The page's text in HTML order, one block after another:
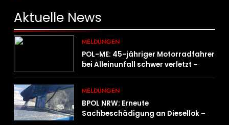
Aktuelle News
MELDUNGEN
POL-ME: 45-jähriger Motorradfahrer
bei Alleinunfall schwer verletzt –
MELDUNGEN
BPOL NRW: Erneute
Sachbeschädigung an Diesellok –